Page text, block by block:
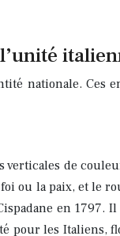
nationale. Ces
verticales de
ou la paix, et le
en 1797. Il
pour les Italiens,